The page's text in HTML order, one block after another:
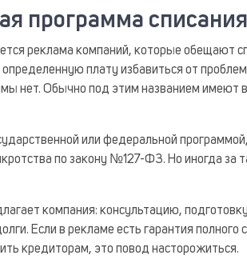
программа
реклама компаний, которые обещают
плату избавиться от
нет. Обычно под этим названием имеют
или федеральной
по закону №127-ФЗ. Но иногда за
компания: консультацию,
Если в рекламе есть гарантия полного
кредиторам, это повод насторожиться.